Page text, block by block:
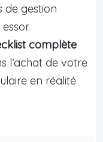
de gestion
complète
l’achat de votre
en réalité